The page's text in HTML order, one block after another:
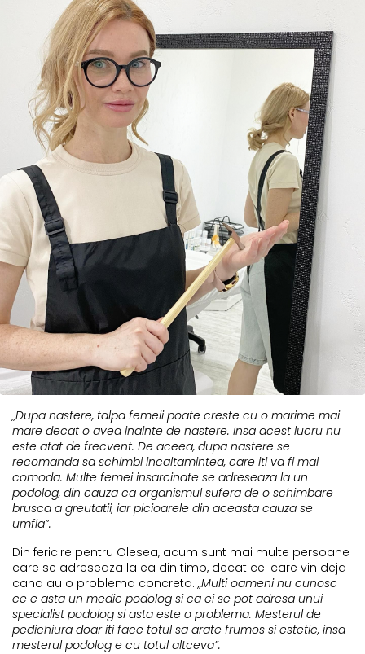
„Dupa nastere, talpa femeii poate creste cu o marime mai
mare decat o avea inainte de nastere. Insa acest lucru nu
este atat de frecvent. De aceea, dupa nastere se
recomanda sa schimbi incaltamintea, care iti va fi mai
comoda. Multe femei insarcinate se adreseaza la un
podolog, din cauza ca organismul sufera de o schimbare
brusca a greutatii, iar picioarele din aceasta cauza se
umfla”.
Din fericire pentru Olesea, acum sunt mai multe persoane
care se adreseaza la ea din timp, decat cei care vin deja
cand au o problema concreta. „Multi oameni nu cunosc
ce e asta un medic podolog si ca ei se pot adresa unui
specialist podolog si asta este o problema. Mesterul de
pedichiura doar iti face totul sa arate frumos si estetic, insa
mesterul podolog e cu totul altceva”.